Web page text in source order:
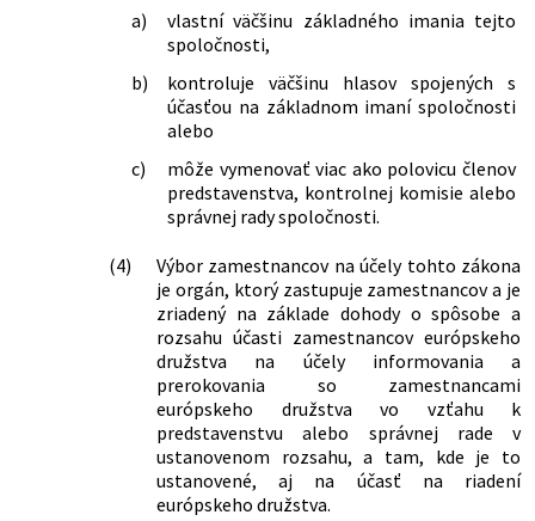
a)
vlastní väčšinu základného imania tejto
spoločnosti,
b)
kontroluje väčšinu hlasov spojených s
účasťou na základnom imaní spoločnosti
alebo
c)
môže vymenovať viac ako polovicu členov
predstavenstva, kontrolnej komisie alebo
správnej rady spoločnosti.
(4)
Výbor zamestnancov na účely tohto zákona
je orgán, ktorý zastupuje zamestnancov a je
zriadený na základe dohody o spôsobe a
rozsahu účasti zamestnancov európskeho
družstva na účely informovania a
prerokovania so zamestnancami
európskeho družstva vo vzťahu k
predstavenstvu alebo správnej rade v
ustanovenom rozsahu, a tam, kde je to
ustanovené, aj na účasť na riadení
európskeho družstva.